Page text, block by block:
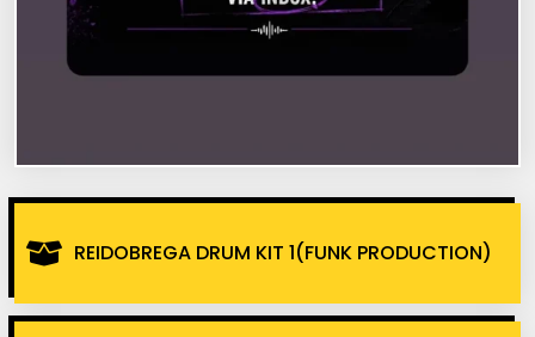
REIDOBREGA DRUM KIT 1(FUNK PRODUCTION)